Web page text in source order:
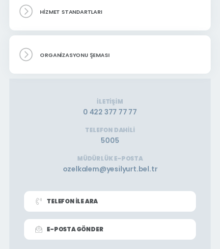
HIZMET STANDARTLARI
ORGANIZASYONU ŞEMASI
İLETIŞIM
0 422 377 77 77
TELEFON DAHILI
5005
MÜDÜRLÜK E-POSTA
ozelkalem@yesilyurt.bel.tr
TELEFON İLE ARA
E-POSTA GÖNDER